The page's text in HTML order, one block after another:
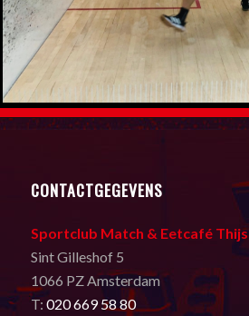
CONTACTGEGEVENS
Sportclub Match & Eetcafé Thijs
Sint Gilleshof 5
1066 PZ Amsterdam
T: 020 669 58 80